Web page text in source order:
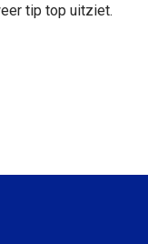
tip top uitziet.